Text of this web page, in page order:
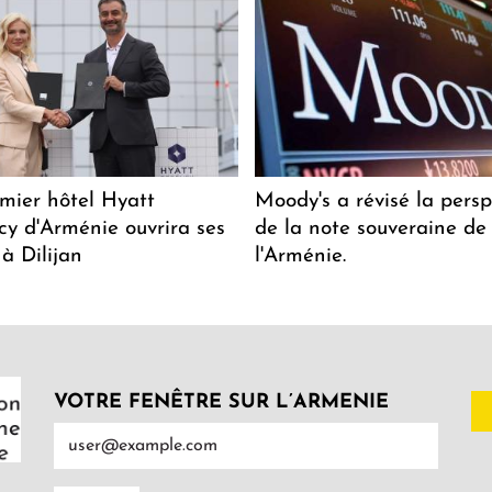
hôtel Hyatt
d'Arménie ouvrira ses
Dilijan
Moody's a révisé la
de la note souveraine de
l'Arménie.
VOTRE FENÊTRE SUR L’ARMENIE